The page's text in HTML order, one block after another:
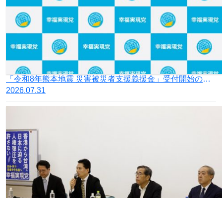
「令和8年熊本地震 災害被災者支援義援金」受付開始のお知らせ
2026.07.31